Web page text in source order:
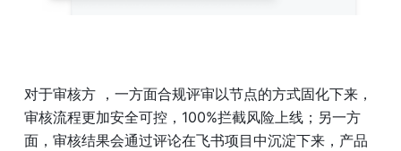
对于审核方 ，一方面合规评审以节点的方式固化下来，
审核流程更加安全可控，100%拦截风险上线；另一方
面，审核结果会通过评论在飞书项目中沉淀下来，产品